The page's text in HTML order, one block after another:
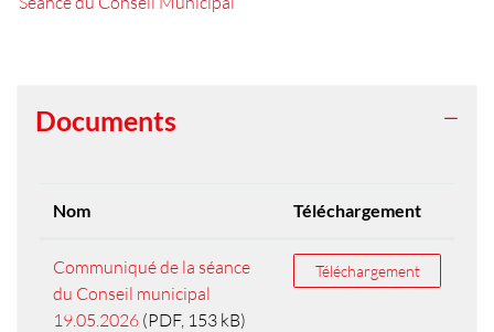
Documents
Nom Téléchargement
Communiqué de la séance
du Conseil municipal
19.05.2026 (PDF, 153 kB)
Téléchargement